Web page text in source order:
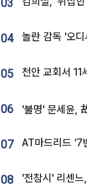
03
04
05
06
07
08